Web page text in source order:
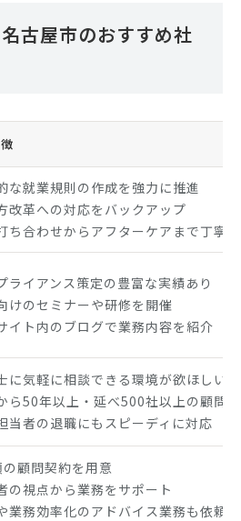
名古屋市のおすすめ社
な就業規則の作成を強力に推進
改革への対応をバックアップ
ち合わせからアフターケアまで丁寧
ライアンス策定の豊富な実績あり
けのセミナーや研修を開催
イト内のブログで業務内容を紹介
に気軽に相談できる環境が欲ほしい
ら50年以上・延べ500社以上の顧問
当者の退職にもスピーディに対応
顧問契約を用意
の視点から業務をサポート
業務効率化のアドバイス業務も依頼